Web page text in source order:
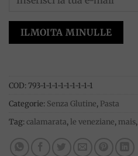
ILMOITA MINULLE
COD:793-1-1-1-1-1-1-1-1-1
Categorie: Senza Glutine, Pasta
Tag:calamarata,le veneziane, mais,